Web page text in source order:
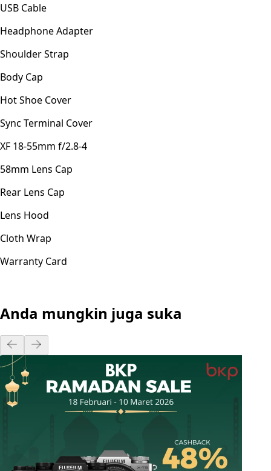
USB Cable
Headphone Adapter
Shoulder Strap
Body Cap
Hot Shoe Cover
Sync Terminal Cover
XF 18-55mm f/2.8-4
58mm Lens Cap
Rear Lens Cap
Lens Hood
Cloth Wrap
Warranty Card
Anda mungkin juga suka